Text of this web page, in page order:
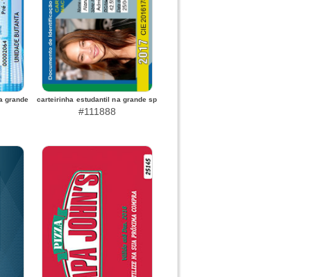
grande
carteirinha estudantil na grande sp
#111888